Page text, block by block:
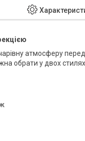
атмосферу
обрати у двох